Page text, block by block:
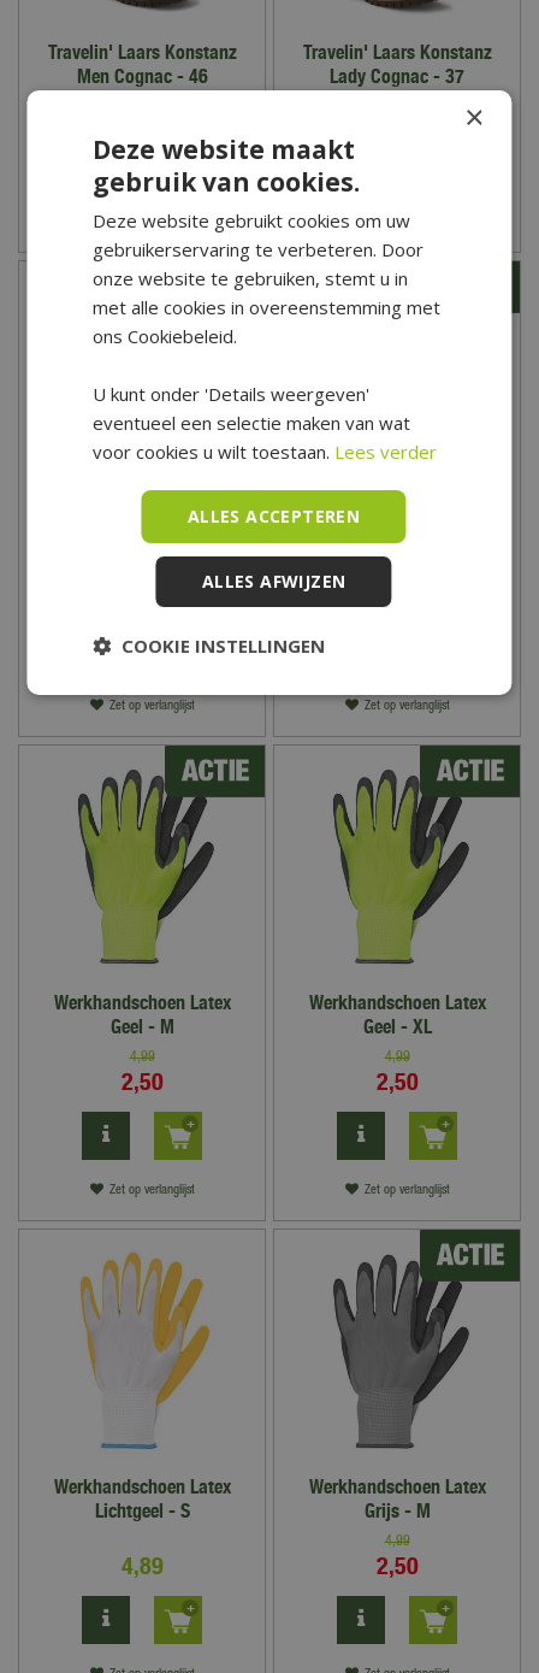
Travelin' Laars Konstanz
Men Cognac - 46
Zet op verlanglijst
Travelin' Laars Konstanz
Lady Cognac - 37
Zet op verlanglijst
Fiskars Tuinhandschoen -
Maat 10
99
Zet op verlanglijst
Werkhandschoen Latex
Geel - S
,
Zet op verlanglijst
Werkhandschoen Latex
Geel - M
4,99
2,50
Zet op verlanglijst
Werkhandschoen Latex
Geel - XL
4,99
2,50
Zet op verlanglijst
Werkhandschoen Latex
Lichtgeel - S
4,89
Werkhandschoen Latex
Grijs - M
4,99
2,50
×
Deze website maakt
gebruik van cookies.
Deze website gebruikt cookies om uw
gebruikerservaring te verbeteren. Door
onze website te gebruiken, stemt u in
met alle cookies in overeenstemming met
ons Cookiebeleid.
U kunt onder 'Details weergeven'
eventueel een selectie maken van wat
voor cookies u wilt toestaan. Lees verder
ALLES ACCEPTEREN
ALLES AFWIJZEN
COOKIE INSTELLINGEN